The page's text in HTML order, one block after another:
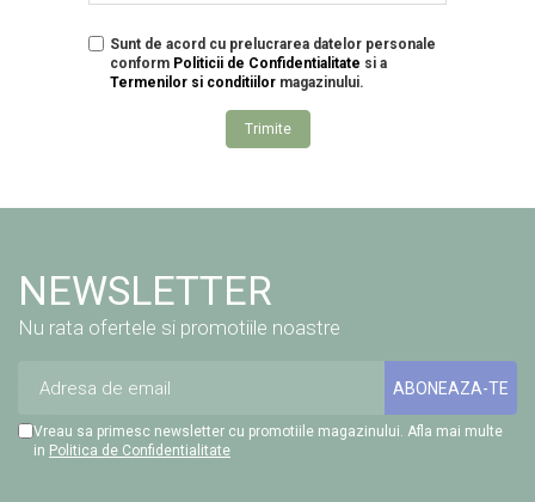
Sunt de acord cu prelucrarea datelor personale
conform Politicii de Confidentialitate si a
Termenilor si conditiilor magazinului.
Trimite
NEWSLETTER
Nu rata ofertele si promotiile noastre
Vreau sa primesc newsletter cu promotiile magazinului. Afla mai multe
in Politica de Confidentialitate